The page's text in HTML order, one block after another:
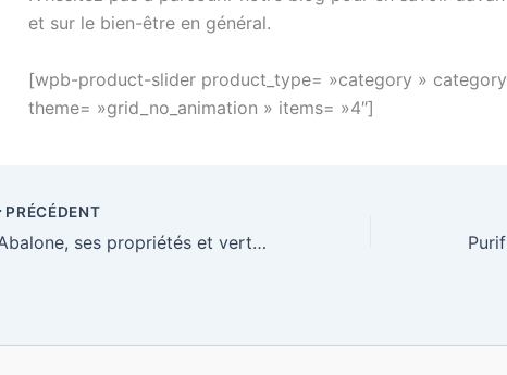
et sur le bien-être en général.
[wpb-product-slider product_type= »category »
theme= »grid_no_animation » items= »4″]
PRÉCÉDENT
L’Abalone, ses propriétés et vertus en Lithothérapie